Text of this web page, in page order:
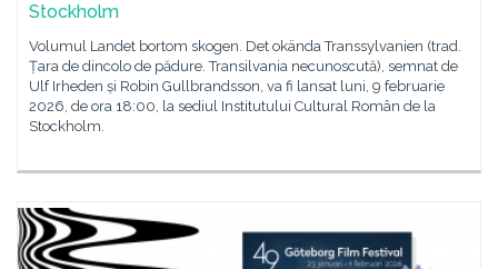
Stockholm
Volumul Landet bortom skogen. Det okända Transsylvanien (trad.
Țara de dincolo de pădure. Transilvania necunoscută), semnat de
Ulf Irheden și Robin Gullbrandsson, va fi lansat luni, 9 februarie
2026, de ora 18:00, la sediul Institutului Cultural Român de la
Stockholm.